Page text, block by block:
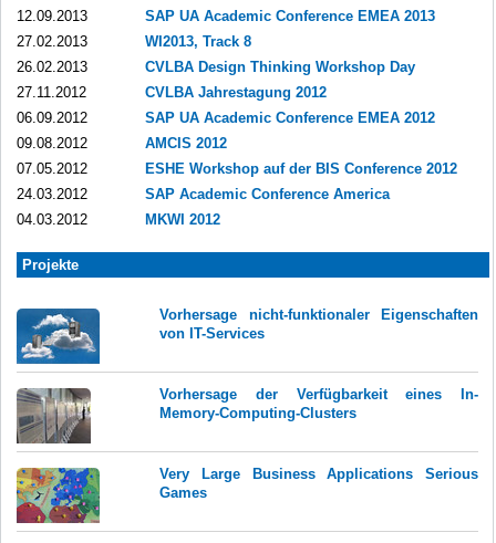
12.09.2013
SAP UA Academic Conference EMEA 2013
27.02.2013
WI2013, Track 8
26.02.2013
CVLBA Design Thinking Workshop Day
27.11.2012
CVLBA Jahrestagung 2012
06.09.2012
SAP UA Academic Conference EMEA 2012
09.08.2012
AMCIS 2012
07.05.2012
ESHE Workshop auf der BIS Conference 2012
24.03.2012
SAP Academic Conference America
04.03.2012
MKWI 2012
Projekte
Vorhersage nicht-funktionaler Eigenschaften
von IT-Services
Vorhersage der Verfügbarkeit eines In-
Memory-Computing-Clusters
Very Large Business Applications Serious
Games